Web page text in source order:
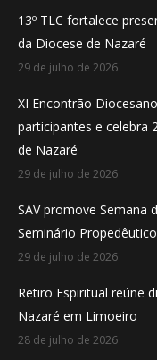
new
window
new
window
new
window
13º TLC fortalece
da Diocese de Nazaré
29 de julho de 2026
XI Encontrão
participantes e celebra
de Nazaré
29 de julho de 2026
SAV promove Semana
Seminário
29 de julho de 2026
Retiro Espiritual reúne
Nazaré em Limoeiro
28 de julho de 2026